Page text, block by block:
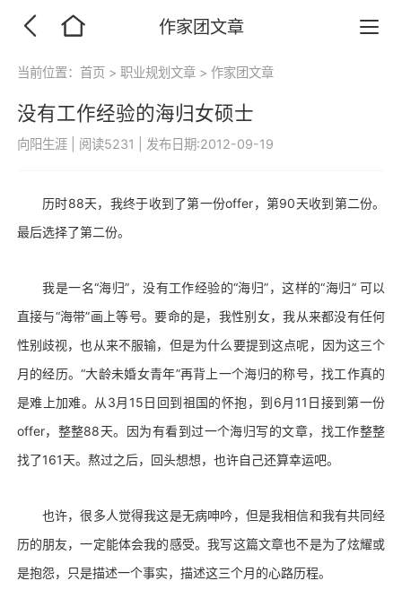
作家团文章
当前位置：首页 > 职业规划文章 > 作家团文章
没有工作经验的海归女硕士
向阳生涯 阅读5231 发布日期:2012-09-19
历时88天，我终于收到了第一份offer，第90天收到第二份。
最后选择了第二份。
我是一名“海归”，没有工作经验的“海归”，这样的“海归” 可以
直接与“海带”画上等号。要命的是，我性别女，我从来都没有任何
性别歧视，也从来不服输，但是为什么要提到这点呢，因为这三个
月的经历。“大龄未婚女青年”再背上一个海归的称号，找工作真的
是难上加难。从3月15日回到祖国的怀抱，到6月11日接到第一份
offer，整整88天。因为有看到过一个海归写的文章，找工作整整
找了161天。熬过之后，回头想想，也许自己还算幸运吧。
也许，很多人觉得我这是无病呻吟，但是我相信和我有共同经
历的朋友，一定能体会我的感受。我写这篇文章也不是为了炫耀或
是抱怨，只是描述一个事实，描述这三个月的心路历程。